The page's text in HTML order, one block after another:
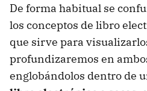
De forma habitual se
los conceptos de libro
que sirve para
profundizaremos en
englobándolos dentro de